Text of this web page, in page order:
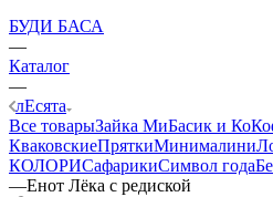
БУДИ БАСА
—
Каталог
—
лЕсята
Все товарыЗайка МиБасик и Ко
КваковскиеПряткиМинималини
КОЛОРИСафарикиСимвол года
—Енот Лёка с редиской